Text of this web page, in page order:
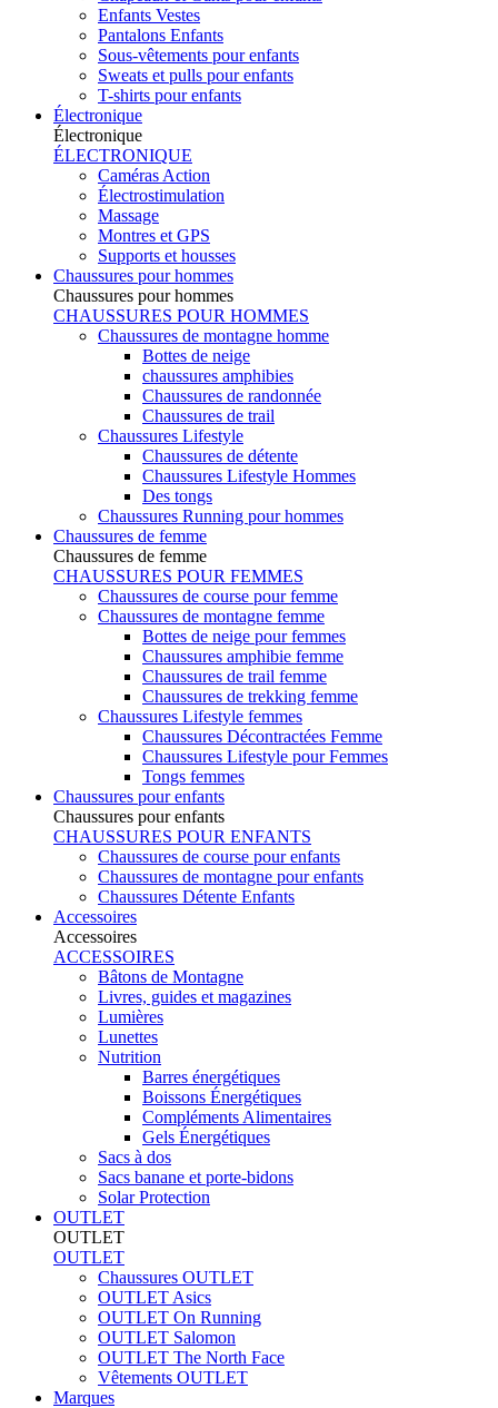
Enfants Vestes
Pantalons Enfants
Sous-vêtements pour enfants
Sweats et pulls pour enfants
T-shirts pour enfants
Électronique
Électronique
ÉLECTRONIQUE
Caméras Action
Électrostimulation
Massage
Montres et GPS
Supports et housses
Chaussures pour hommes
Chaussures pour hommes
CHAUSSURES POUR HOMMES
Chaussures de montagne homme
Bottes de neige
chaussures amphibies
Chaussures de randonnée
Chaussures de trail
Chaussures Lifestyle
Chaussures de détente
Chaussures Lifestyle Hommes
Des tongs
Chaussures Running pour hommes
Chaussures de femme
Chaussures de femme
CHAUSSURES POUR FEMMES
Chaussures de course pour femme
Chaussures de montagne femme
Bottes de neige pour femmes
Chaussures amphibie femme
Chaussures de trail femme
Chaussures de trekking femme
Chaussures Lifestyle femmes
Chaussures Décontractées Femme
Chaussures Lifestyle pour Femmes
Tongs femmes
Chaussures pour enfants
Chaussures pour enfants
CHAUSSURES POUR ENFANTS
Chaussures de course pour enfants
Chaussures de montagne pour enfants
Chaussures Détente Enfants
Accessoires
Accessoires
ACCESSOIRES
Bâtons de Montagne
Livres, guides et magazines
Lumières
Lunettes
Nutrition
Barres énergétiques
Boissons Énergétiques
Compléments Alimentaires
Gels Énergétiques
Sacs à dos
Sacs banane et porte-bidons
Solar Protection
OUTLET
OUTLET
OUTLET
Chaussures OUTLET
OUTLET Asics
OUTLET On Running
OUTLET Salomon
OUTLET The North Face
Vêtements OUTLET
Marques